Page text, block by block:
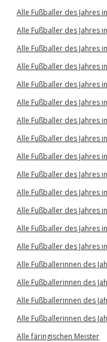
Alle Fußballer des Jahres
Alle Fußballer des Jahres
Alle Fußballer des Jahres
Alle Fußballer des Jahres
Alle Fußballer des Jahres
Alle Fußballer des Jahres
Alle Fußballer des Jahres
Alle Fußballer des Jahres
Alle Fußballer des Jahres
Alle Fußballer des Jahres
Alle Fußballer des Jahres
Alle Fußballer des Jahres
Alle Fußballer des Jahres
Alle Fußballer des Jahres
Alle Fußballerinnen des
Alle Fußballerinnen des
Alle Fußballerinnen des
Alle Fußballerinnen des
Alle färingischen Meister